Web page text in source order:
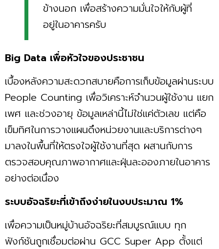
ข้างนอก เพื่อสร้างความมั่นใจให้กับผู้ที่
อยู่ในอาคารครับ
Big Data เพื่อหัวใจของประชาชน
เบื้องหลังความสะดวกสบายคือการเก็บข้อมูลผ่านระบบ
People Counting เพื่อวิเคราะห์จำนวนผู้ใช้งาน แยก
เพศ และช่วงอายุ ข้อมูลเหล่านี้ไม่ใช่แค่ตัวเลข แต่คือ
เข็มทิศในการวางแผนดึงหน่วยงานและบริการต่างๆ
มาลงในพื้นที่ให้ตรงใจผู้ใช้งานที่สุด ผสานกับการ
ตรวจสอบคุณภาพอากาศและฝุ่นละอองภายในอาคาร
อย่างต่อเนื่อง
ระบบอัจฉริยะที่เข้าถึงง่ายในงบประมาณ 1%
เพื่อความเป็นหมู่บ้านอัจฉริยะที่สมบูรณ์แบบ ทุก
ฟังก์ชันถูกเชื่อมต่อผ่าน GCC Super App ตั้งแต่